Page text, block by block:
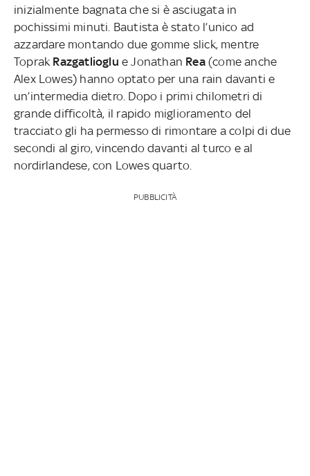
inizialmente bagnata che si è asciugata in
pochissimi minuti. Bautista è stato l’unico ad
azzardare montando due gomme slick, mentre
Toprak Razgatlioglue Jonathan Rea(come anche
Alex Lowes) hanno optato per una rain davanti e
un’intermedia dietro. Dopo i primi chilometri di
grande difficoltà, il rapido miglioramento del
tracciato gli ha permesso di rimontare a colpi di due
secondi al giro, vincendo davanti al turco e al
nordirlandese, con Lowes quarto.
PUBBLICITÀ